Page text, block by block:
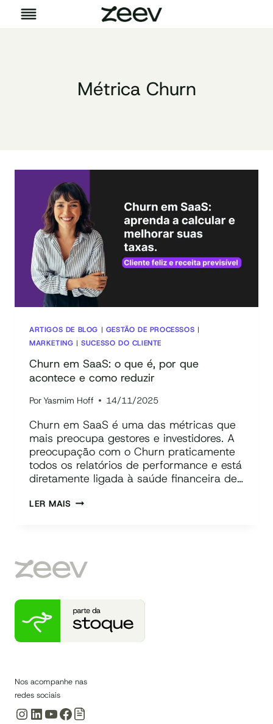
Pular
para
Métrica Churn
ARTIGOS DE BLOG | GESTÃO DE PROCESSOS |
MARKETING |SUCESSO DO CLIENTE
Churn em SaaS: o que é, por que
acontece e como reduzir
Por Yasmim Hoff 14/11/2025
Churn em SaaS é uma das métricas que
mais preocupa gestores e investidores. A
preocupação com o Churn praticamente
todos os relatórios de performance e está
diretamente ligada à saúde financeira de…
LER MAISCHURN
É,
ACONTECE
E
Nos acompanhe nas
redes sociais
Instagram
LinkedIn
Youtube
Facebook